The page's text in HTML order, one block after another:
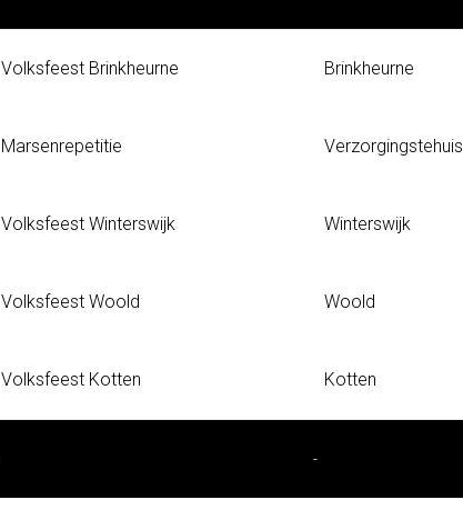
Volksfeest Brinkheurne
Marsenrepetitie
Volksfeest Winterswijk
Volksfeest Woold
Volksfeest Kotten
Brinkheurne
Verzorgingstehuis
Winterswijk
Woold
Kotten
-